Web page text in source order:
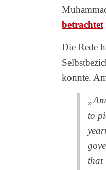
betrachtet
Die Rede
konnte.
to
that